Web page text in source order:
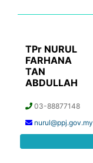
TPr NURUL
FARHANA
TAN
ABDULLAH
03-88877148
nurul@ppj.gov.my